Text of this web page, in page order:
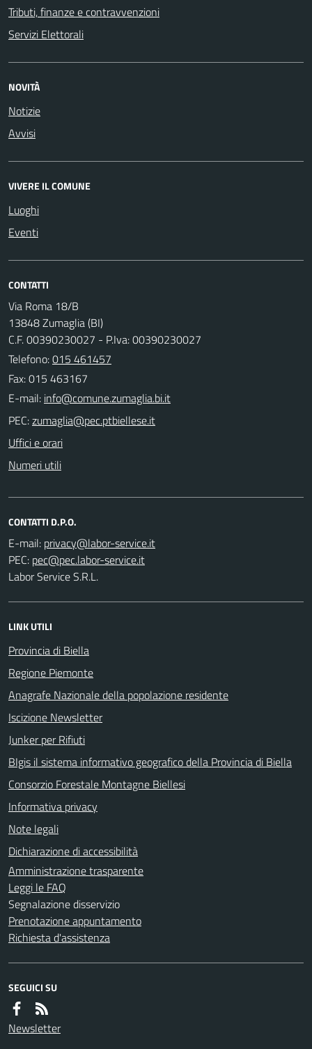
Tributi, finanze e contravvenzioni
Servizi Elettorali
NOVITÀ
Notizie
Avvisi
VIVERE IL COMUNE
Luoghi
Eventi
CONTATTI
Via Roma 18/B
13848 Zumaglia (BI)
C.F. 00390230027 - P.Iva: 00390230027
Telefono:015 461457
Fax: 015 463167
E-mail:
PEC:
Uffici e orari
Numeri utili
CONTATTI D.P.O.
E-mail:
PEC:
Labor Service S.R.L.
LINK UTILI
Provincia di Biella
Regione Piemonte
Anagrafe Nazionale della popolazione residente
Iscizione Newsletter
Junker per Rifiuti
BIgis il sistema informativo geografico della Provincia di Biella
Consorzio Forestale Montagne Biellesi
Informativa privacy
Note legali
Dichiarazione di accessibilità
Amministrazione trasparente
Leggi le FAQ
Segnalazione disservizio
Prenotazione appuntamento
Richiesta d'assistenza
SEGUICI SU
Newsletter